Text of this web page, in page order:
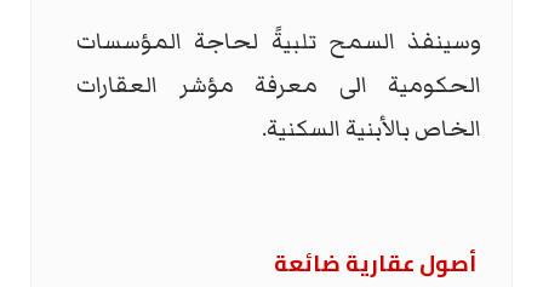
وسينفذ السمح تلبيةً لحاجة المؤسسات
الحكومية الى معرفة ‏مؤشر العقارات
الخاص بالأبنية السكنية.
أصول عقارية ضائعة